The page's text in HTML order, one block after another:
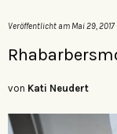
Veröffentlicht am Mai 29, 2017
von Kati Neudert